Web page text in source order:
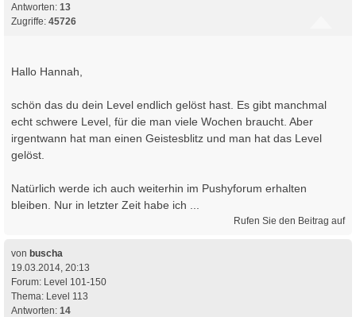
Antworten: 13
Zugriffe: 45726
Hallo Hannah,
schön das du dein Level endlich gelöst hast. Es gibt manchmal
echt schwere Level, für die man viele Wochen braucht. Aber
irgentwann hat man einen Geistesblitz und man hat das Level
gelöst.
Natürlich werde ich auch weiterhin im Pushyforum erhalten
bleiben. Nur in letzter Zeit habe ich ...
Rufen Sie den Beitrag auf
von buscha
19.03.2014, 20:13
Forum: Level 101-150
Thema: Level 113
Antworten: 14